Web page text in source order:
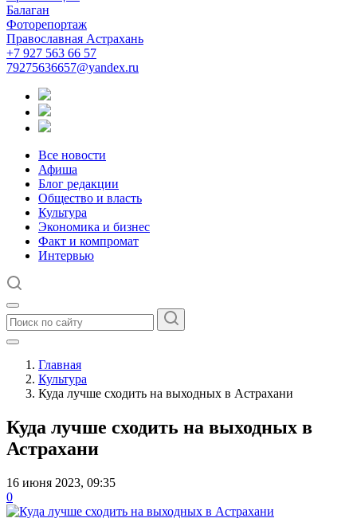
Балаган
Фоторепортаж
Православная Астрахань
+7 927 563 66 57
79275636657@yandex.ru
Все новости
Афиша
Блог редакции
Общество и власть
Культура
Экономика и бизнес
Факт и компромат
Интервью
Главная
Культура
Куда лучше сходить на выходных в Астрахани
Куда лучше сходить на выходных в
Астрахани
16 июня 2023, 09:35
0